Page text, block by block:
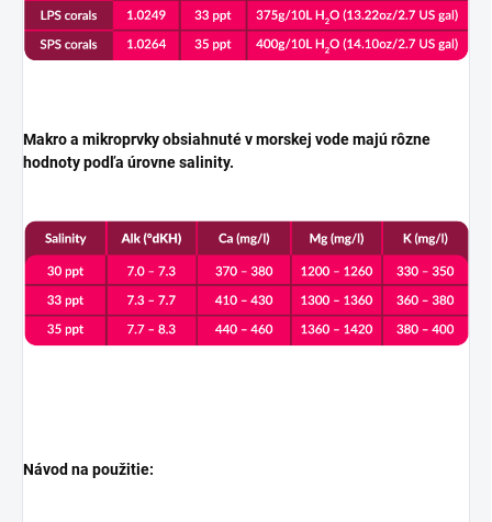
Makro a mikroprvky obsiahnuté v morskej vode majú rôzne
hodnoty podľa úrovne salinity.
Návod na použitie: